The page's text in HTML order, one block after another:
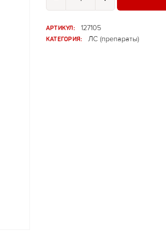
АРТИКУЛ:
127105
КАТЕГОРИЯ:
ЛС (препараты)